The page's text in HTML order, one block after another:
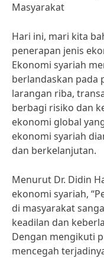
Masyarakat
Hari ini, mari kita
penerapan jenis
Ekonomi syariah
berlandaskan pada
larangan riba,
berbagi risiko dan
ekonomi global
ekonomi syariah
dan berkelanjutan.
Menurut Dr. Didin
ekonomi syariah,
di masyarakat
keadilan dan
Dengan mengikuti
mencegah